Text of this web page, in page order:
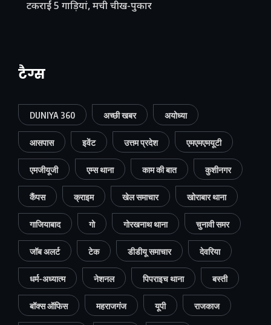
टकराईं 5 गाड़ियां, मची चीख-पुकार
टैग्स
DUNIYA 360 अच्छी खबर अयोध्या
आसपास इवेंट उत्तम प्रदेश एमएमएमयूटी
एमजीयूजी एम्स थाना काम की बात कुशीनगर
कैंपस क्राइम खेल समाचार खोराबार थाना
गाजियाबाद गो गोरखनाथ थाना चुनावी समर
जॉब अलर्ट टेक डीडीयू समाचार देवरिया
धर्म-अध्यात्म नेशनल पिपराइच थाना बस्ती
बॉक्स ऑफिस महराजगंज यूपी राजकाज